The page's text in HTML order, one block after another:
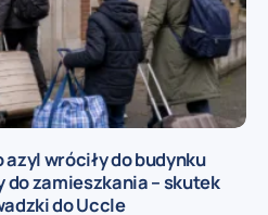
wróciły do budynku
do zamieszkania – skutek
do Uccle